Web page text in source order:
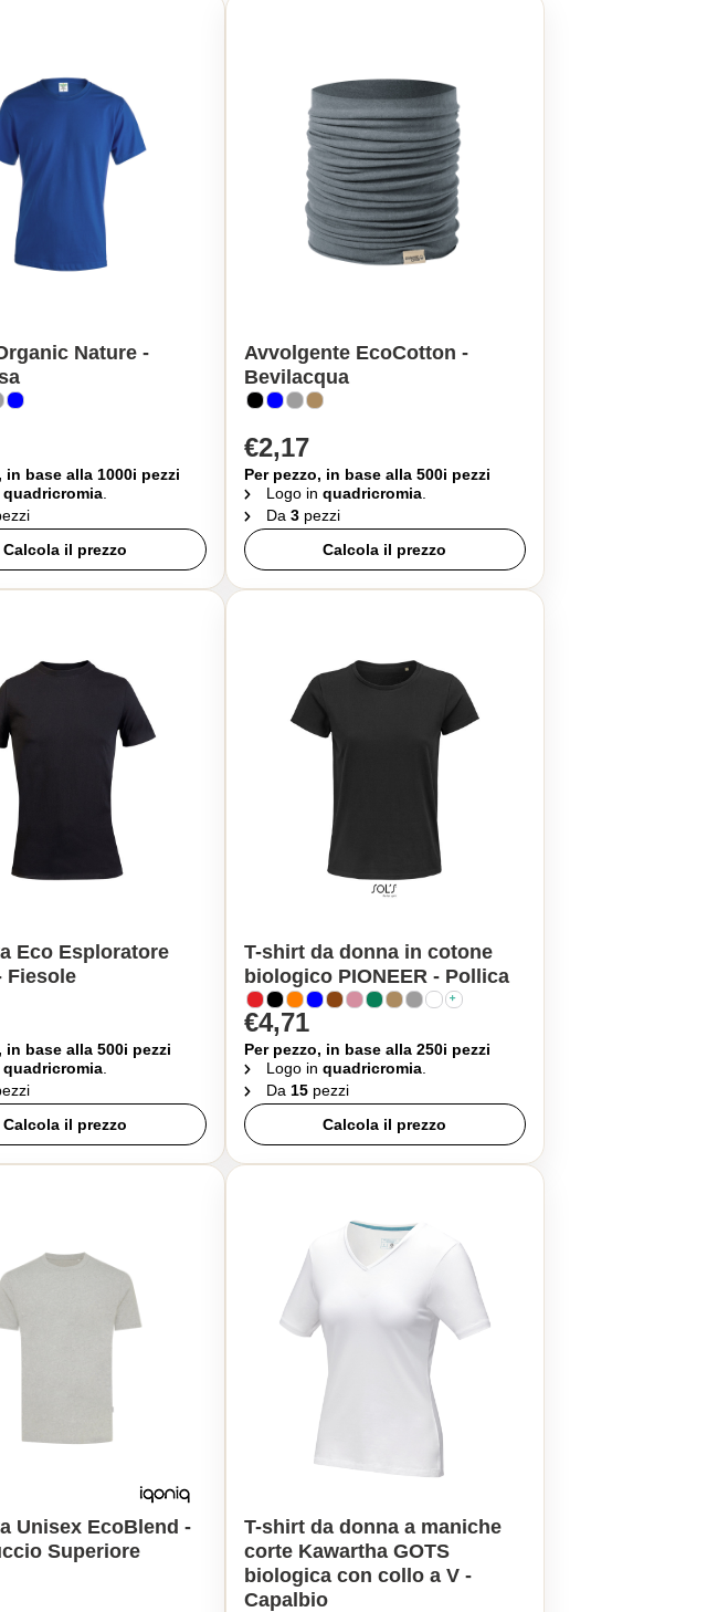
Nature -
in base alla 1000i pezzi
quadricromia.
Calcola il prezzo
Avvolgente EcoCotton -
Bevilacqua
€2,17
Per pezzo, in base alla 500i pezzi
Logo in quadricromia.
Da 3pezzi
Calcola il prezzo
Eco Esploratore
Fiesole
in base alla 500i pezzi
quadricromia.
Calcola il prezzo
T-shirt da donna in cotone
biologico PIONEER - Pollica
€4,71
Per pezzo, in base alla 250i pezzi
Logo in quadricromia.
Da 15pezzi
Calcola il prezzo
Unisex EcoBlend -
Superiore
T-shirt da donna a maniche
corte Kawartha GOTS
biologica con collo a V -
Capalbio